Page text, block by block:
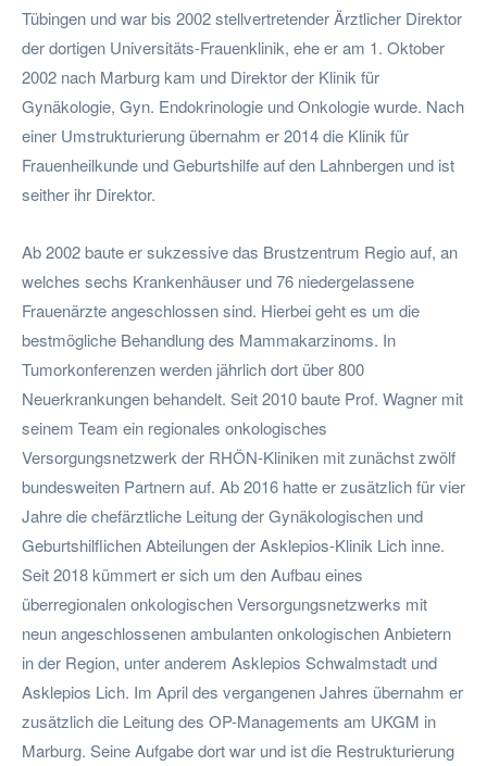
Tübingen und war bis 2002 stellvertretender Ärztlicher Direktor
der dortigen Universitäts-Frauenklinik, ehe er am 1. Oktober
2002 nach Marburg kam und Direktor der Klinik für
Gynäkologie, Gyn. Endokrinologie und Onkologie wurde. Nach
einer Umstrukturierung übernahm er 2014 die Klinik für
Frauenheilkunde und Geburtshilfe auf den Lahnbergen und ist
seither ihr Direktor.
Ab 2002 baute er sukzessive das Brustzentrum Regio auf, an
welches sechs Krankenhäuser und 76 niedergelassene
Frauenärzte angeschlossen sind. Hierbei geht es um die
bestmögliche Behandlung des Mammakarzinoms. In
Tumorkonferenzen werden jährlich dort über 800
Neuerkrankungen behandelt. Seit 2010 baute Prof. Wagner mit
seinem Team ein regionales onkologisches
Versorgungsnetzwerk der RHÖN-Kliniken mit zunächst zwölf
bundesweiten Partnern auf. Ab 2016 hatte er zusätzlich für vier
Jahre die chefärztliche Leitung der Gynäkologischen und
Geburtshilflichen Abteilungen der Asklepios-Klinik Lich inne.
Seit 2018 kümmert er sich um den Aufbau eines
überregionalen onkologischen Versorgungsnetzwerks mit
neun angeschlossenen ambulanten onkologischen Anbietern
in der Region, unter anderem Asklepios Schwalmstadt und
Asklepios Lich. Im April des vergangenen Jahres übernahm er
zusätzlich die Leitung des OP-Managements am UKGM in
Marburg. Seine Aufgabe dort war und ist die Restrukturierung